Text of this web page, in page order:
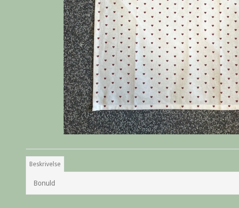
Beskrivelse
Bonuld